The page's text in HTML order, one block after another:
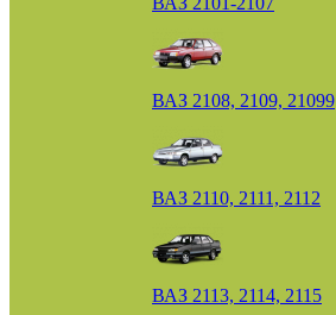
ВАЗ 2108, 2109, 21099
ВАЗ 2110, 2111, 2112
ВАЗ 2113, 2114, 2115